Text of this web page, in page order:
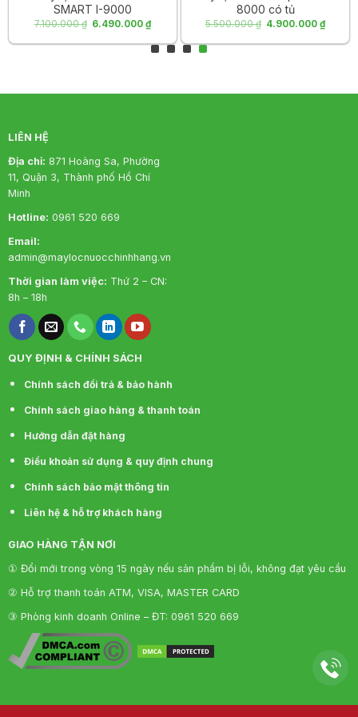
nước tinh khiết và nguyên khoáng. 8000 có tủ
5.500.000₫ Giá
là:
4.900.000₫Giá
hiện
tại
SMART I-9000
7.100.000₫ Giá
là:
6.490.000₫Giá
hiện
tại
là:
LIÊN HỆ
Địa chỉ: 871 Hoàng Sa, Phường
11, Quận 3, Thành phố Hồ Chí
Minh
Hotline: 0961 520 669
Email:
admin@maylocnuocchinhhang.vn
Thời gian làm việc: Thứ 2 – CN:
8h – 18h
QUY ĐỊNH & CHÍNH SÁCH
Chính sách đổi trả & bảo hành
Chính sách giao hàng & thanh toán
Hướng dẫn đặt hàng
Điều khoản sử dụng & quy định chung
Chính sách bảo mật thông tin
Liên hệ & hỗ trợ khách hàng
GIAO HÀNG TẬN NƠI
① Đổi mới trong vòng 15 ngày nếu sản phẩm bị lỗi, không đạt yêu cầu
② Hỗ trợ thanh toán ATM, VISA, MASTER CARD
③ Phòng kinh doanh Online – ĐT: 0961 520 669